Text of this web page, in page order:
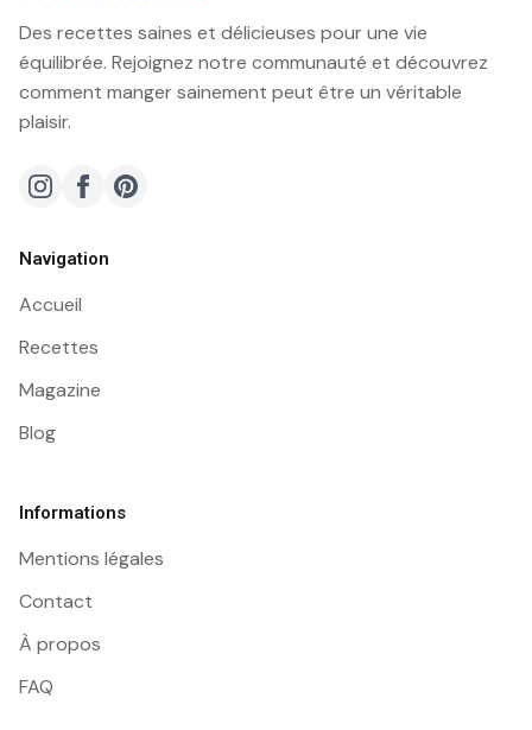
Des recettes saines et délicieuses pour une vie
équilibrée. Rejoignez notre communauté et découvrez
comment manger sainement peut être un véritable
plaisir.
Navigation
Accueil
Recettes
Magazine
Blog
Informations
Mentions légales
Contact
À propos
FAQ